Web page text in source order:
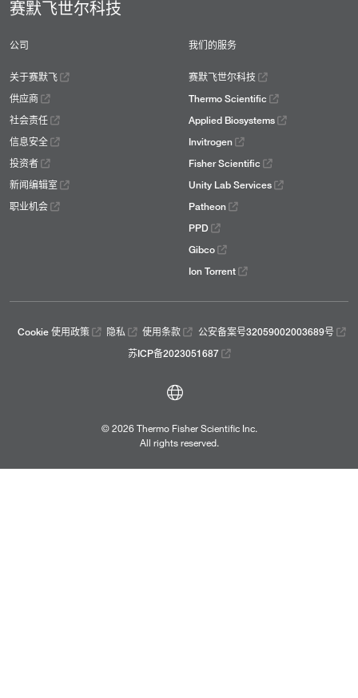
赛默飞世尔科技
公司
关于赛默飞
供应商
社会责任
信息安全
投资者
新闻编辑室
职业机会
我们的服务
赛默飞世尔科技
Thermo Scientific
Applied Biosystems
Invitrogen
Fisher Scientific
Unity Lab Services
Patheon
PPD
Gibco
Ion Torrent
Cookie 使用政策 隐私 使用条款
公安备案号32059002003689号
苏ICP备2023051687
© 2026 Thermo Fisher Scientific Inc.
All rights reserved.